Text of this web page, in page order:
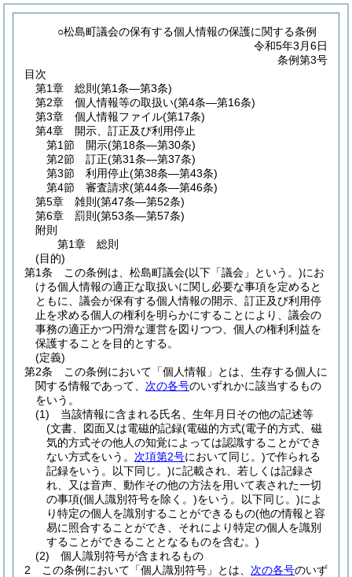
○松島町議会の保有する個人情報の保護に関する条例
令和5年3月6日
条例第3号
目次
第1章
総則 (第1条―第3条)
第2章
個人情報等の取扱い(第4条―第16条)
第3章
個人情報ファイル(第17条)
第4章
開示、訂正及び利用停止
第1節
開示(第18条―第30条)
第2節
訂正(第31条―第37条)
第3節
利用停止(第38条―第43条)
第4節
審査請求(第44条―第46条)
第5章
雑則 (第47条―第52条)
第6章
罰則 (第53条―第57条)
附則
第1章
総則
(目的)
第1条
この条例は、松島町議会(以下「議会」という。)にお
ける個人情報の適正な取扱いに関し必要な事項を定めると
ともに、議会が保有する個人情報の開示、訂正及び利用停
止を求める個人の権利を明らかにすることにより、議会の
事務の適正かつ円滑な運営を図りつつ、個人の権利利益を
保護することを目的とする。
(定義)
第2条
この条例において「個人情報」とは、生存する個人に
関する情報であって、 次の各号のいずれかに該当するもの
をいう。
(1)
当該情報に含まれる氏名、生年月日その他の記述等
(文書、図面又は電磁的記録(電磁的方式(電子的方式、磁
気的方式その他人の知覚によっては認識することができ
ない方式をいう。 次項第2号において同じ。)で作られる
記録をいう。以下同じ。)に記載され、若しくは記録さ
れ、又は音声、動作その他の方法を用いて表された一切
の事項(個人識別符号を除く。)をいう。以下同じ。)によ
り特定の個人を識別することができるもの(他の情報と容
易に照合することができ、それにより特定の個人を識別
することができることとなるものを含む。)
(2)
個人識別符号が含まれるもの
2
この条例において「個人識別符号」とは、 次の各号のいず